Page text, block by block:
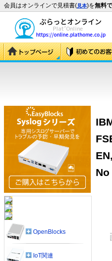
会員はオンラインで見積書(見本)を無料
OpenBlocks
IoT関連